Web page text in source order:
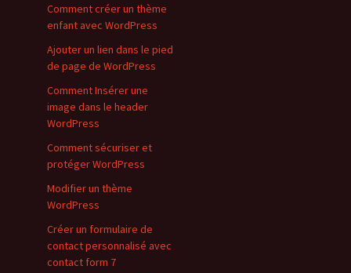
Comment créer un thème
enfant avec WordPress
Ajouter un lien dans le pied
de page de WordPress
Comment Insérer une
image dans le header
WordPress
Comment sécuriser et
protéger WordPress
Modifier un thème
WordPress
Créer un formulaire de
contact personnalisé avec
contact form 7